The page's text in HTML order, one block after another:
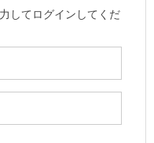
してログインしてくだ